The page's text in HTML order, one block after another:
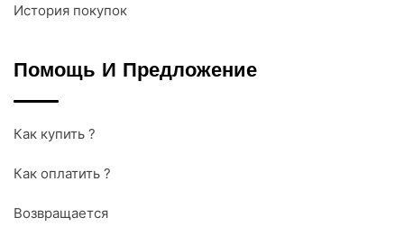
История покупок
Помощь И Предложение
Как купить ?
Как оплатить ?
Возвращается